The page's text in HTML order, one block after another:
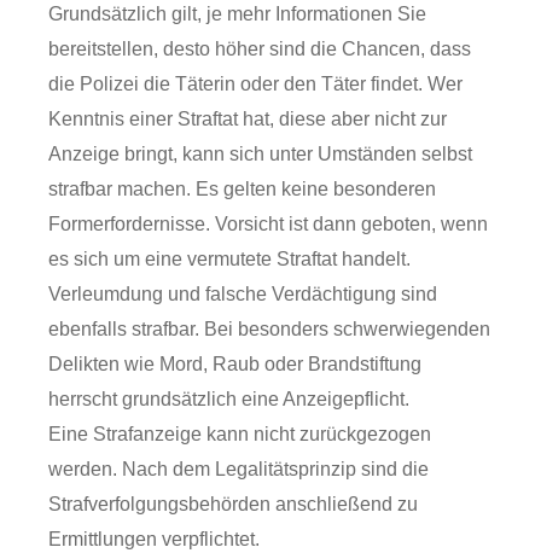
Grundsätzlich gilt, je mehr Informationen Sie
bereitstellen, desto höher sind die Chancen, dass
die Polizei die Täterin oder den Täter findet. Wer
Kenntnis einer Straftat hat, diese aber nicht zur
Anzeige bringt, kann sich unter Umständen selbst
strafbar machen. Es gelten keine besonderen
Formerfordernisse. Vorsicht ist dann geboten, wenn
es sich um eine vermutete Straftat handelt.
Verleumdung und falsche Verdächtigung sind
ebenfalls strafbar. Bei besonders schwerwiegenden
Delikten wie Mord, Raub oder Brandstiftung
herrscht grundsätzlich eine Anzeigepflicht.
Eine Strafanzeige kann nicht zurückgezogen
werden. Nach dem Legalitätsprinzip sind die
Strafverfolgungsbehörden anschließend zu
Ermittlungen verpflichtet.